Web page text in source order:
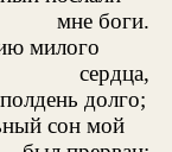
мне боги.
милого
сердца,
долго;
сон мой